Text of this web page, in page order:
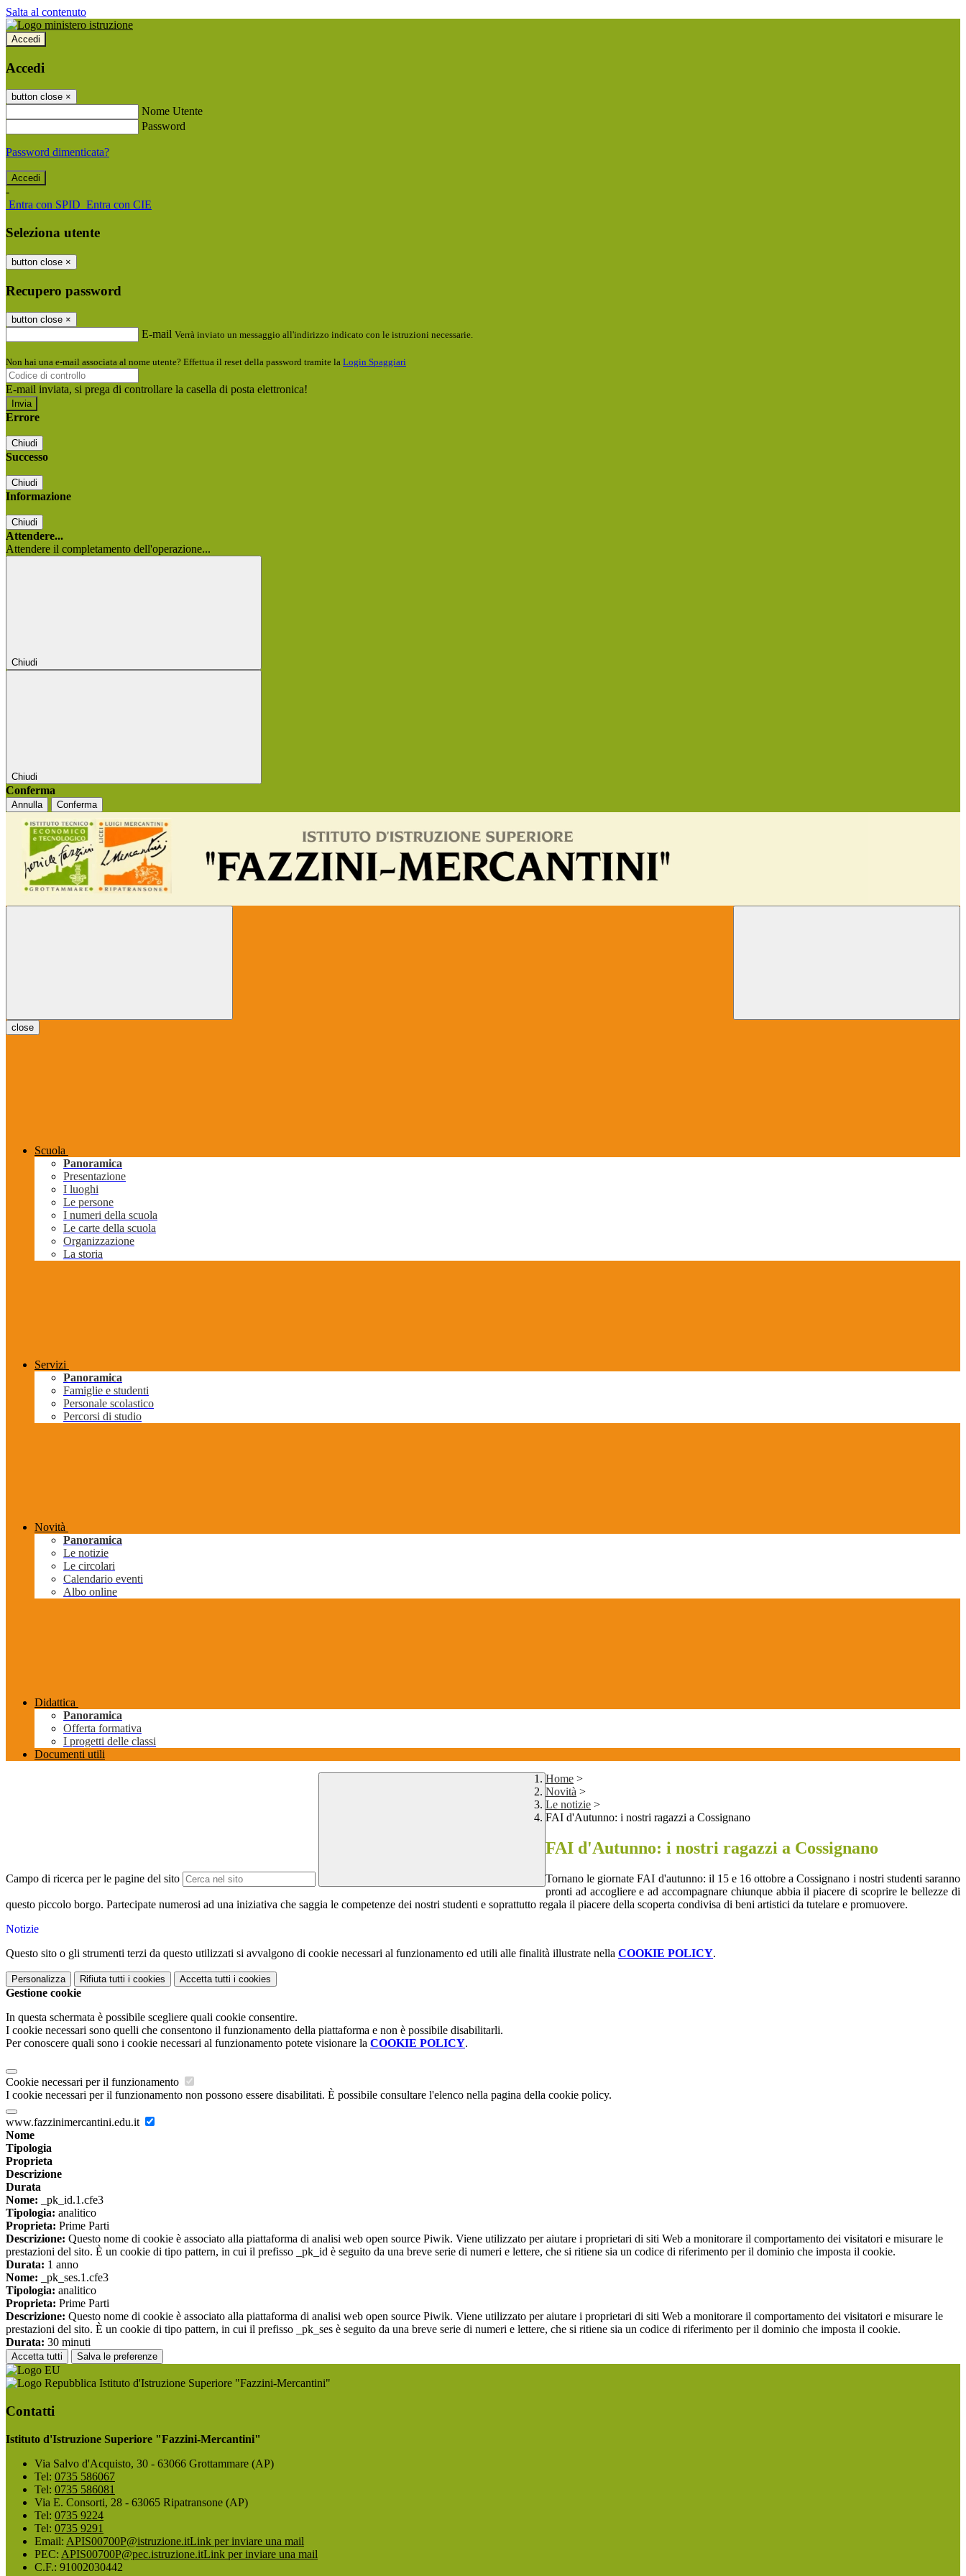
Salta al contenuto
Accedi
Accedi
button close ×
Nome Utente
Password
Password dimenticata?
-
Entra con SPID Entra con CIE
Seleziona utente
button close ×
Recupero password
button close ×
E-mail Verrà inviato un messaggio all'indirizzo indicato con le istruzioni necessarie.
Non hai una e-mail associata al nome utente? Effettua il reset della password tramite la Login Spaggiari
E-mail inviata, si prega di controllare la casella di posta elettronica!
Errore
Chiudi
Successo
Chiudi
Informazione
Chiudi
Attendere...
Attendere il completamento dell'operazione...
Chiudi
Chiudi
Conferma
Annulla Conferma
close
Scuola
Panoramica
Presentazione
I luoghi
Le persone
I numeri della scuola
Le carte della scuola
Organizzazione
La storia
Servizi
Panoramica
Famiglie e studenti
Personale scolastico
Percorsi di studio
Novità
Panoramica
Le notizie
Le circolari
Calendario eventi
Albo online
Didattica
Panoramica
Offerta formativa
I progetti delle classi
Documenti utili
Campo di ricerca per le pagine del sito
Home >
Novità >
Le notizie >
FAI d'Autunno: i nostri ragazzi a Cossignano
FAI d'Autunno: i nostri ragazzi a Cossignano
Tornano le giornate FAI d'autunno: il 15 e 16 ottobre a Cossignano i nostri studenti saranno
pronti ad accogliere e ad accompagnare chiunque abbia il piacere di scoprire le bellezze di
questo piccolo borgo. Partecipate numerosi ad una iniziativa che saggia le competenze dei nostri studenti e soprattutto regala il piacere della scoperta condivisa di beni artistici da tutelare e promuovere.
Notizie
Questo sito o gli strumenti terzi da questo utilizzati si avvalgono di cookie necessari al funzionamento ed utili alle finalità illustrate nella COOKIE POLICY.
Personalizza Rifiuta tutti i cookies Accetta tutti i cookies
Gestione cookie
In questa schermata è possibile scegliere quali cookie consentire.
I cookie necessari sono quelli che consentono il funzionamento della piattaforma e non è possibile disabilitarli.
Per conoscere quali sono i cookie necessari al funzionamento potete visionare la COOKIE POLICY.
Cookie necessari per il funzionamento
I cookie necessari per il funzionamento non possono essere disabilitati. È possibile consultare l'elenco nella pagina della cookie policy.
www.fazzinimercantini.edu.it
Nome
Tipologia
Proprieta
Descrizione
Durata
Nome: _pk_id.1.cfe3
Tipologia: analitico
Proprieta: Prime Parti
Descrizione: Questo nome di cookie è associato alla piattaforma di analisi web open source Piwik. Viene utilizzato per aiutare i proprietari di siti Web a monitorare il comportamento dei visitatori e misurare le
prestazioni del sito. È un cookie di tipo pattern, in cui il prefisso _pk_id è seguito da una breve serie di numeri e lettere, che si ritiene sia un codice di riferimento per il dominio che imposta il cookie.
Durata: 1 anno
Nome: _pk_ses.1.cfe3
Tipologia: analitico
Proprieta: Prime Parti
Descrizione: Questo nome di cookie è associato alla piattaforma di analisi web open source Piwik. Viene utilizzato per aiutare i proprietari di siti Web a monitorare il comportamento dei visitatori e misurare le
prestazioni del sito. È un cookie di tipo pattern, in cui il prefisso _pk_ses è seguito da una breve serie di numeri e lettere, che si ritiene sia un codice di riferimento per il dominio che imposta il cookie.
Durata: 30 minuti
Accetta tutti Salva le preferenze
Istituto d'Istruzione Superiore "Fazzini-Mercantini"
Contatti
Istituto d'Istruzione Superiore "Fazzini-Mercantini"
Via Salvo d'Acquisto, 30 - 63066 Grottammare (AP)
Tel: 0735 586067
Tel: 0735 586081
Via E. Consorti, 28 - 63065 Ripatransone (AP)
Tel: 0735 9224
Tel: 0735 9291
Email: APIS00700P@istruzione.itLink per inviare una mail
PEC: APIS00700P@pec.istruzione.itLink per inviare una mail
C.F.: 91002030442